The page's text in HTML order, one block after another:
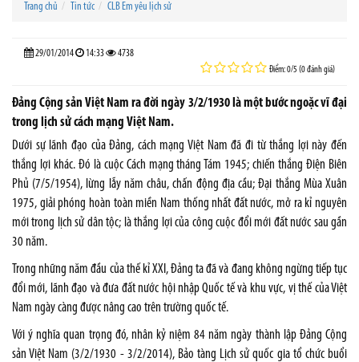
Trang chủ Tin tức CLB Em yêu lịch sử
29/01/2014 14:33 4738
Điểm: 0/5 (0 đánh giá)
Đảng Cộng sản Việt Nam ra đời ngày 3/2/1930 là một bước ngoặc vĩ đại
trong lịch sử cách mạng Việt Nam.
Dưới sự lãnh đạo của Đảng, cách mạng Việt Nam đã đi từ thắng lợi này đến
thắng lợi khác. Đó là cuộc Cách mạng tháng Tám 1945; chiến thắng Điện Biên
Phủ (7/5/1954), lừng lẫy năm châu, chấn động địa cầu; Đại thắng Mùa Xuân
1975, giải phóng hoàn toàn miền Nam thống nhất đất nước, mở ra kỉ nguyên
mới trong lịch sử dân tộc; là thắng lợi của công cuộc đổi mới đất nước sau gần
30 năm.
Trong những năm đầu của thế kỉ XXI, Đảng ta đã và đang không ngừng tiếp tục
đổi mới, lãnh đạo và đưa đất nước hội nhập Quốc tế và khu vực, vị thế của Việt
Nam ngày càng được nâng cao trên trường quốc tế.
Với ý nghĩa quan trọng đó, nhân kỷ niệm 84 năm ngày thành lập Đảng Cộng
sản Việt Nam (3/2/1930 - 3/2/2014), Bảo tàng Lịch sử quốc gia tổ chức buổi